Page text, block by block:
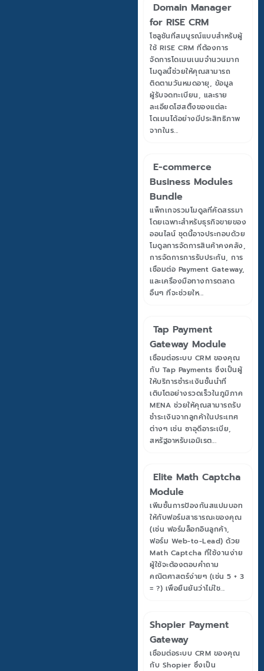
Domain Manager
for RISE CRM
โซลูชันที่สมบูรณ์แบบสำหรับผู้
ใช้ RISE CRM ที่ต้องการ
จัดการโดเมนเนมจำนวนมาก
โมดูลนี้ช่วยให้คุณสามารถ
ติดตามวันหมดอายุ, ข้อมูล
ผู้รับจดทะเบียน, และราย
ละเอียดโฮสติ้งของแต่ละ
โดเมนได้อย่างมีประสิทธิภาพ
จากในร...
E-commerce
Business Modules
Bundle
แพ็กเกจรวมโมดูลที่คัดสรรมา
โดยเฉพาะสำหรับธุรกิจขายของ
ออนไลน์ ชุดนี้อาจประกอบด้วย
โมดูลการจัดการสินค้าคงคลัง,
การจัดการการรับประกัน, การ
เชื่อมต่อ Payment Gateway,
และเครื่องมือทางการตลาด
อื่นๆ ที่จะช่วยให...
Tap Payment
Gateway Module
เชื่อมต่อระบบ CRM ของคุณ
กับ Tap Payments ซึ่งเป็นผู้
ให้บริการชำระเงินชั้นนำที่
เติบโตอย่างรวดเร็วในภูมิภาค
MENA ช่วยให้คุณสามารถรับ
ชำระเงินจากลูกค้าในประเทศ
ต่างๆ เช่น ซาอุดีอาระเบีย,
สหรัฐอาหรับเอมิเรต...
Elite Math Captcha
Module
เพิ่มชั้นการป้องกันสแปมบอท
ให้กับฟอร์มสาธารณะของคุณ
(เช่น ฟอร์มล็อกอินลูกค้า,
ฟอร์ม Web-to-Lead) ด้วย
Math Captcha ที่ใช้งานง่าย
ผู้ใช้จะต้องตอบคำถาม
คณิตศาสตร์ง่ายๆ (เช่น 5 + 3
= ?) เพื่อยืนยันว่าไม่ใช...
Shopier Payment
Gateway
เชื่อมต่อระบบ CRM ของคุณ
กับ Shopier ซึ่งเป็น